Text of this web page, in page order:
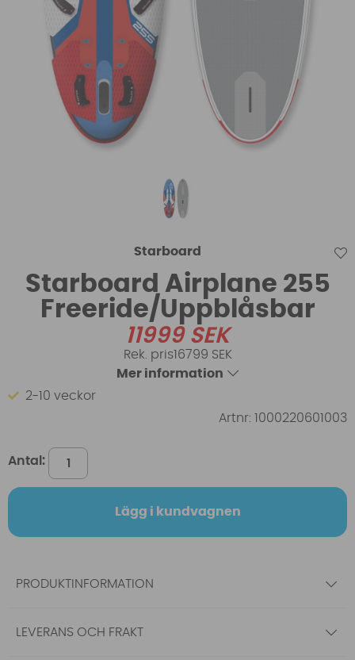
Starboard
Starboard Airplane 255
Freeride/Uppblåsbar
11999SEK
16799 SEK
Mer information
2-10 veckor
Artnr: 1000220601003
Antal:
Lägg i kundvagnen
PRODUKTINFORMATION
LEVERANS OCH FRAKT